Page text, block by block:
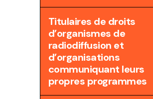
Titulaires de droits
d’organismes de
radiodiffusion et
d’organisations
communiquant leurs
propres programmes